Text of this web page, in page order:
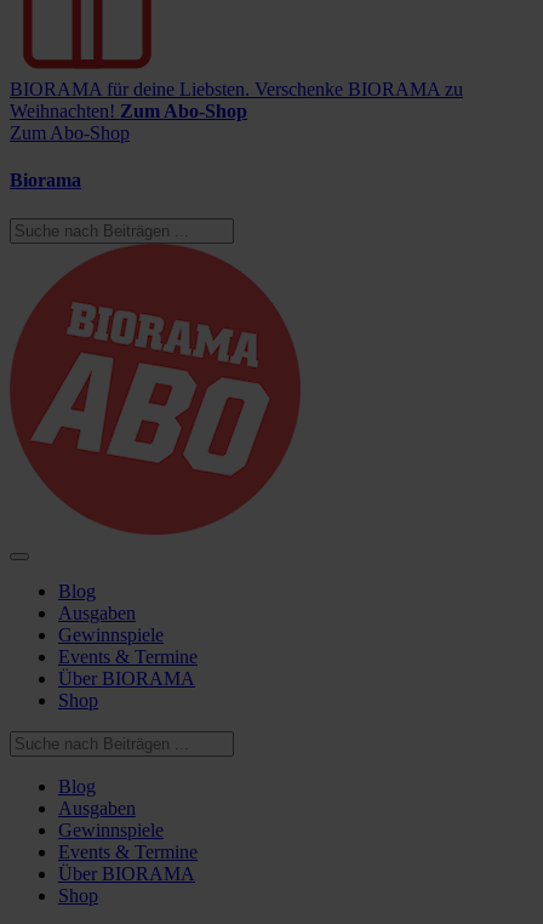
BIORAMA für deine Liebsten. Verschenke BIORAMA zu
Weihnachten! Zum Abo-Shop
Zum Abo-Shop
Biorama
Blog
Ausgaben
Gewinnspiele
Events & Termine
Über BIORAMA
Shop
Blog
Ausgaben
Gewinnspiele
Events & Termine
Über BIORAMA
Shop